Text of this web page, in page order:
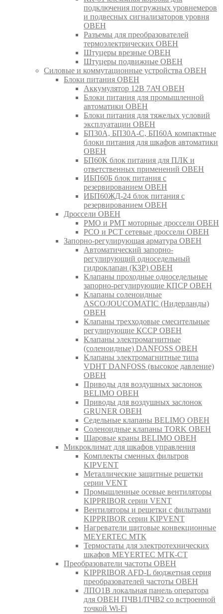
подключения погружных уровнемеров
и подвесных сигнализаторов уровня
ОВЕН
Разъемы для преобразователей
термоэлектрических ОВЕН
Штуцеры врезные ОВЕН
Штуцеры подвижные ОВЕН
Силовые и коммутационные устройства ОВЕН
Блоки питания ОВЕН
Аккумулятор 12В 7АЧ ОВЕН
Блоки питания для промышленной
автоматики ОВЕН
Блоки питания для тяжелых условий
эксплуатации ОВЕН
БП30А, БП30А-С, БП60А компактные
блоки питания для шкафов автоматики
ОВЕН
БП60К блок питания для ПЛК и
ответственных применений ОВЕН
ИБП60Б блок питания с
резервированием ОВЕН
ИБП60ЖД-24 блок питания с
резервированием ОВЕН
Дроссели ОВЕН
РМО и РМТ моторные дроссели ОВЕН
РСО и РСТ сетевые дроссели ОВЕН
Запорно-регулирующая арматура ОВЕН
Автоматический запорно-
регулирующий односедельный
гидроклапан (КЗР) ОВЕН
Клапаны проходные односедельные
запорно-регулирующие КПСР ОВЕН
Клапаны соленоидные
ASCO/JOUCOMATIC (Нидерланды)
ОВЕН
Клапаны трехходовые смесительные
регулирующие КССР ОВЕН
Клапаны электромагнитные
(соленоидные) DANFOSS ОВЕН
Клапаны электромагнитные типа
VDHT DANFOSS (высокое давление)
ОВЕН
Приводы для воздушных заслонок
BELIMO ОВЕН
Приводы для воздушных заслонок
GRUNER ОВЕН
Седельные клапаны BELIMO ОВЕН
Соленоидные клапаны TORK ОВЕН
Шаровые краны BELIMO ОВЕН
Микроклимат для шкафов управления
Комплекты сменных фильтров
KIPVENT
Металлические защитные решетки
серии VENT
Промышленные осевые вентиляторы
KIPPRIBOR серии VENT
Вентиляторы и решетки с фильтрами
KIPPRIBOR серии KIPVENT
Нагреватели щитовые конвекционные
MEYERTEC МТК
Термостаты для электротехнических
шкафов MEYERTEC МТК-СТ
Преобразователи частоты ОВЕН
KIPPRIBOR AFD-L бюджетная серия
преобразователей частоты ОВЕН
ЛПО1В локальная панель оператора
для ОВЕН ПЧВ1/ПЧВ2 со встроенной
точкой Wi-Fi